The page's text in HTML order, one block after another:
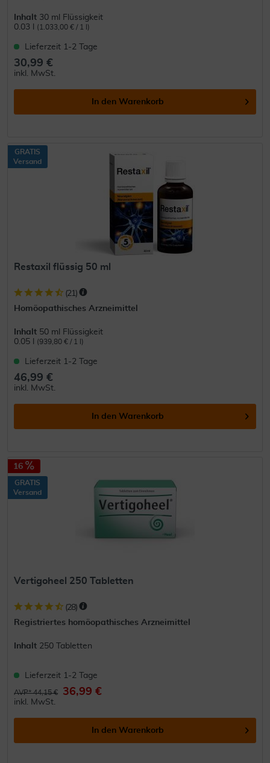
Inhalt 30 ml Flüssigkeit
0.03 l
(1.033,00 € / 1 l)
Lieferzeit 1-2 Tage
30,99 €
inkl. MwSt.
In den Warenkorb
GRATIS
Versand
Restaxil flüssig 50 ml
(21 )
Homöopathisches Arzneimittel
Inhalt 50 ml Flüssigkeit
0.05 l
(939,80 € / 1 l)
Lieferzeit 1-2 Tage
46,99 €
inkl. MwSt.
In den Warenkorb
16
GRATIS
Versand
Vertigoheel 250 Tabletten
(28)
Registriertes homöopathisches Arzneimittel
Inhalt 250 Tabletten
Lieferzeit 1-2 Tage
AVP* 44,15 € 36,99 €
inkl. MwSt.
In den Warenkorb